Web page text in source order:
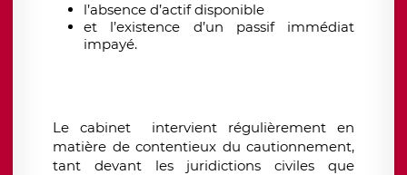
l’absence d’actif disponible
et l’existence d’un passif immédiat
impayé.
Le cabinet intervient régulièrement en
matière de contentieux du cautionnement,
tant devant les juridictions civiles que